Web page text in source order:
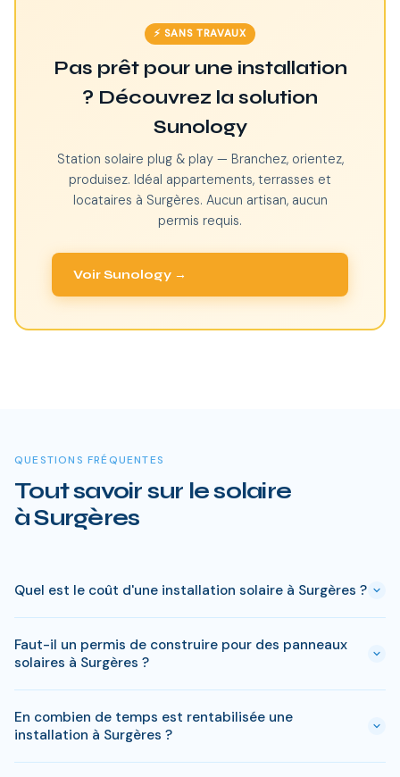
⚡ SANS TRAVAUX
Pas prêt pour une installation
? Découvrez la solution
Sunology
Station solaire plug & play — Branchez, orientez,
produisez. Idéal appartements, terrasses et
locataires à Surgères. Aucun artisan, aucun
permis requis.
Voir Sunology →
QUESTIONS FRÉQUENTES
Tout savoir sur le solaire
à Surgères
Quel est le coût d'une installation solaire à Surgères ?
à 9 kWc). Après les aides disponibles en Charente-Maritime
(MaPrimeRénov', prime autoconsommation, TVA réduite), le
reste à charge peut descendre sous 4 000 € pour une
installation standard de 3 kWc.
Faut-il un permis de construire pour des panneaux
solaires à Surgères ?
à Surgères. Si votre bien est classé ou en zone protégée en
Charente-Maritime, des règles spécifiques peuvent
s'appliquer. RJ Home Solar gère toutes ces démarches sans
En combien de temps est rentabilisée une
installation à Surgères ?